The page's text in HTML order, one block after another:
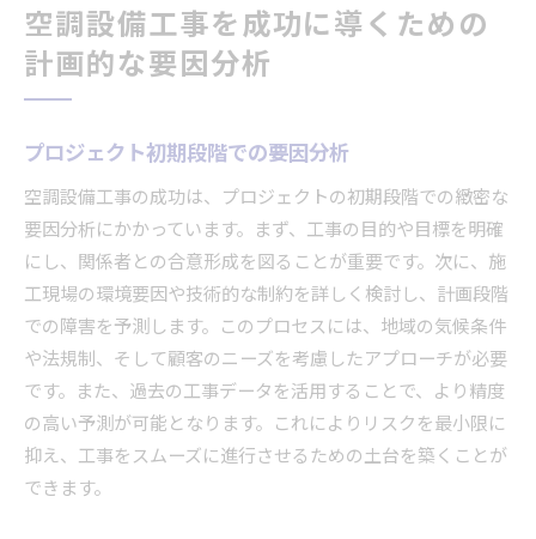
空調設備工事を成功に導くための
計画的な要因分析
プロジェクト初期段階での要因分析
空調設備工事の成功は、プロジェクトの初期段階での緻密な
要因分析にかかっています。まず、工事の目的や目標を明確
にし、関係者との合意形成を図ることが重要です。次に、施
工現場の環境要因や技術的な制約を詳しく検討し、計画段階
での障害を予測します。このプロセスには、地域の気候条件
や法規制、そして顧客のニーズを考慮したアプローチが必要
です。また、過去の工事データを活用することで、より精度
の高い予測が可能となります。これによりリスクを最小限に
抑え、工事をスムーズに進行させるための土台を築くことが
できます。